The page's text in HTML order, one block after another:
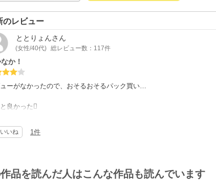
のレビュー
ととりょんさん
(女性/40代) 総レビュー数：117件
か！
ーがなかったので、おそるおそるパック買い…
良かった
じてるヒロイン、愛を信じないヒーロー、どちらもお互いの気持ちに
とコメディっぽく茶化すのも私好みでした
でサラッと生い立ち話して愛を信じる、信じないってだけだったので
いいね 1件
品を読んだ人はこんな作品も読んでいます